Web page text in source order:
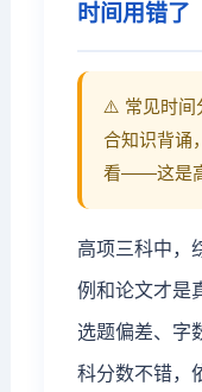
时间用错了
⚠️ 常见时间
合知识背诵
看——这是高
高项三科中，
例和论文才是
选题偏差、字
科分数不错，